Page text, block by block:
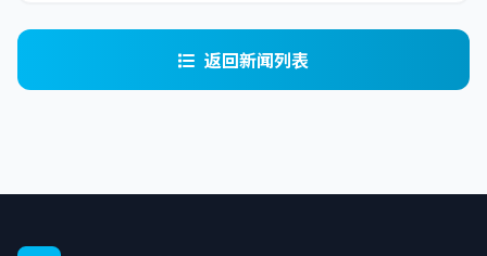
返回新闻列表